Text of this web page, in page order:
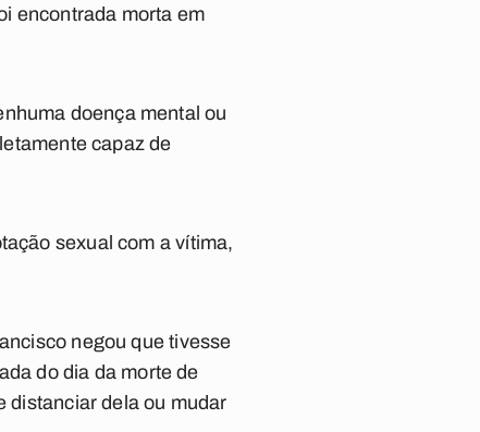
encontrada morta em
doença mental ou
capaz de
sexual com a vítima,
negou que tivesse
do dia da morte de
distanciar dela ou mudar